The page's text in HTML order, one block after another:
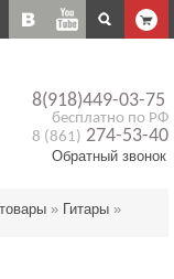
8(918)449-03-75
бесплатно по РФ
8 (861) 274-53-40
Обратный звонок
» Гитары »